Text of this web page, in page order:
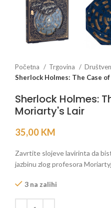
Početna Trgovina
Sherlock Holmes: The Case
Sherlock Holmes:
Moriarty's Lair
35,00 KM
Zavrtite slojeve lavirinta da
jazbinu zlog profesora
3 na zalihi